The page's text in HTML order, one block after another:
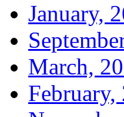
January,
March,
February,